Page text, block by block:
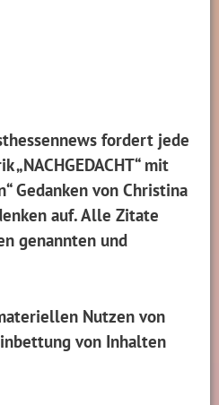
fordert jede
„NACHGEDACHT“ mit
Gedanken von Christina
auf. Alle Zitate
genannten und
Nutzen von
von Inhalten